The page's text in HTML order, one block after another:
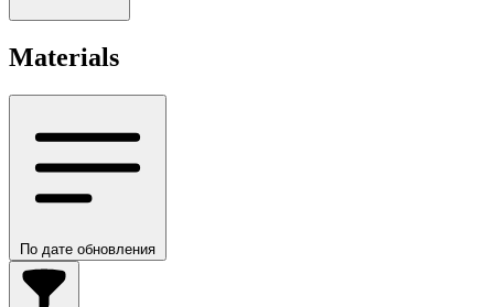
Materials
По дате обновления